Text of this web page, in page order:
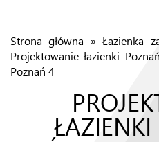
Strona główna »Łazienka
Projektowanie łazienki
Poznań 4